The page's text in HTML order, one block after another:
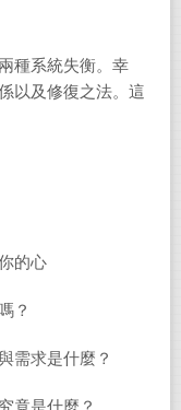
種系統失衡。幸
以及修復之法。這
的心
？
需求是什麼？